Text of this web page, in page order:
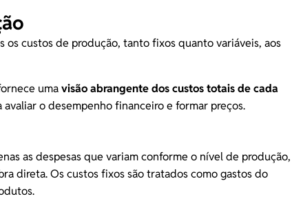
os custos de produção, tanto fixos quanto variáveis, aos
umavisão abrangente dos custos totais de cada
avaliar o desempenho financeiroe formar preços.
as despesas que variam conforme o nível de produção,
direta. Os custos fixos são tratados como gastos do